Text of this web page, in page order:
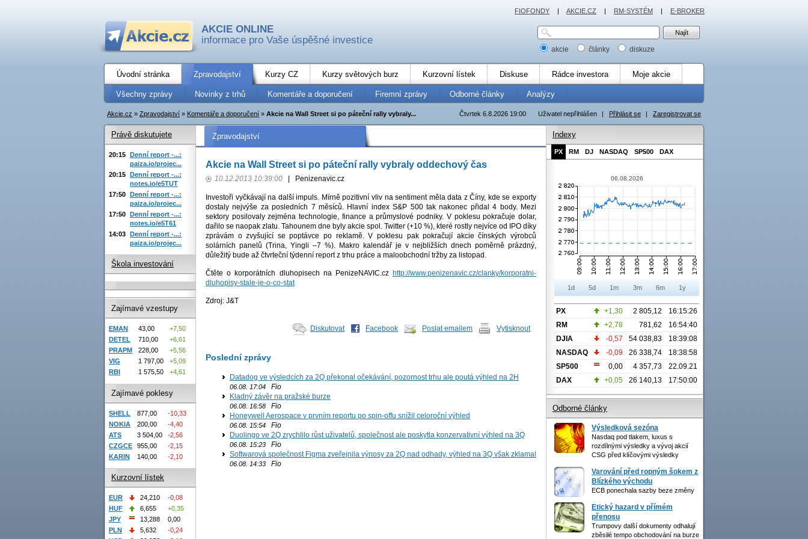
AKCIE ONLINE
informace pro Vaše úspěšné investice
akcie články diskuze
Úvodní stránka Zpravodajství Kurzy CZ Kurzy světových burz Kurzovní lístek Diskuse Rádce investora Moje akcie
Všechny zprávy Novinky z trhů Komentáře a doporučení Firemní zprávy Odborné články Analýzy
Uživatel nepřihlášen | Přihlásit se | Zaregistrovat se
Čtvrtek 6.8.2026 19:00
Akcie.cz » Zpravodajství » Komentáře a doporučení » Akcie na Wall Street si po páteční rally vybraly...
Zpravodajství
Akcie na Wall Street si po páteční rally vybraly oddechový čas
10.12.2013 10:39:00 Penizenavic.cz
Investoři vyčkávají na další impuls. Mírně pozitivní vliv na sentiment měla data z Číny, kde se exporty
dostaly nejvýše za posledních 7 měsíců. Hlavní index S&P 500 tak nakonec přidal 4 body. Mezi
sektory posilovaly zejména technologie, finance a průmyslové podniky. V poklesu pokračuje dolar,
dařilo se naopak zlatu. Tahounem dne byly akcie spol. Twitter (+10 %), které rostly nejvíce od IPO díky
zprávám o zvyšující se poptávce po reklamě. V poklesu pak pokračují akcie čínských výrobců
solárních panelů (Trina, Yingli –7 %). Makro kalendář je v nejbližších dnech poměrně prázdný,
důležitý bude až čtvrteční týdenní report z trhu práce a maloobchodní tržby za listopad.
Čtěte o korporátních dluhopisech na PenizeNAVIC.cz http://www.penizenavic.cz/clanky/korporatni-
dluhopisy-stale-je-o-co-stat
Zdroj: J&T
Diskutovat Facebook Poslat emailem Vytisknout
Poslední zprávy
Datadog ve výsledcích za 2Q překonal očekávání, pozornost trhu ale poutá výhled na 2H
06.08. 17:04 Fio
Kladný závěr na pražské burze
06.08. 16:58 Fio
Honeywell Aerospace v prvním reportu po spin-offu snížil celoroční výhled
06.08. 15:54 Fio
Duolingo ve 2Q zrychlilo růst uživatelů, společnost ale poskytla konzervativní výhled na 3Q
06.08. 15:23 Fio
Softwarová společnost Figma zveřejnila výnosy za 2Q nad odhady, výhled na 3Q však zklamal
06.08. 14:33 Fio
Právě diskutujete
20:15 Denní report -...:
paiza.io/projec...
20:15 Denní report -...:
notes.io/e5TUT
17:50 Denní report -...:
paiza.io/projec...
17:50 Denní report -...:
notes.io/e5T61
14:03 Denní report -...:
paiza.io/projec...
Škola investování
Zajímavé vzestupy
EMAN 43,00
+7,50
DETEL
710,00
+6,61
PRAPM
228,00
+5,56
VIG
1 797,00
+5,09
RBI
1 575,50 +4,61
Zajímavé poklesy
SHELL 877,00
-10,33
NOKIA
200,00
-4,40
ATS
3 504,00
-2,56
CZGCE
955,00
-2,15
KARIN
140,00 -2,10
Kurzovní lístek
EUR 24,210
-0,08
HUF
6,655
+0,35
JPY
13,288
0,00
PLN
5,632
-0,24
Indexy
PX RM DJ NASDAQ SP500 DAX
06.08.2026
1d 5d 1m 3m 6m 1y
PX +1,30 2 805,12
16:15:26
RM
+2,78 781,62
16:54:40
DJIA
-0,57 54 038,83
18:39:08
NASDAQ
-0,09 26 338,74
18:38:58
SP500
0,00 4 357,73
22.09.21
DAX
+0,05 26 140,13 17:50:00
Odborné články
Výsledková sezóna
Nasdaq pod tlakem, luxus s
rozdílnými výsledky a vývoj akcií
CSG před klíčovými výsledky
Varování před ropným šokem z
Blízkého východu
ECB ponechala sazby beze změny
Etický hazard v přímém
přenosu
Trumpovy další dokumenty odhalují
zběsilé tempo obchodování na burze
FIOFONDY | AKCIE.CZ | RM-SYSTÉM | E-BROKER